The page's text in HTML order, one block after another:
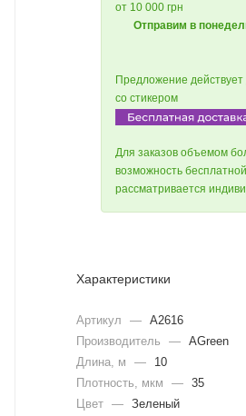
от 10 000 грн
Отправим в
Предложение действует
со стикером
Для заказов объемом
возможность
рассматривается
Характеристики
Артикул — A2616
Производитель
— AGreen
Длина, м
—
10
Плотность, мкм
— 35
Цвет — Зеленый